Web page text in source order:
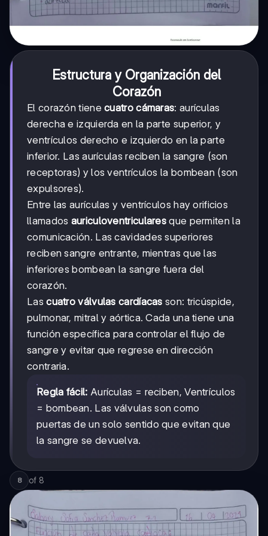
Estructura y Organización del
Corazón
El corazón tienecuatro cámaras: aurículas
derecha e izquierda en la parte superior, y
ventrículos derecho e izquierdo en la parte
inferior. Las aurículas reciben la sangre (son
receptoras) y los ventrículos la bombean (son
expulsores).
Entre las aurículas y ventrículos hay orificios
llamados auriculoventriculares que permiten la
comunicación. Las cavidades superiores
reciben sangre entrante, mientras que las
inferiores bombean la sangre fuera del
corazón.
Lascuatro válvulas cardíacas son: tricúspide,
pulmonar, mitral y aórtica. Cada una tiene una
función específica para controlar el flujo de
sangre y evitar que regrese en dirección
contraria.
Regla fácil: Aurículas = reciben, Ventrículos
= bombean. Las válvulas son como
puertas de un solo sentido que evitan que
la sangre se devuelva.
8 of 8